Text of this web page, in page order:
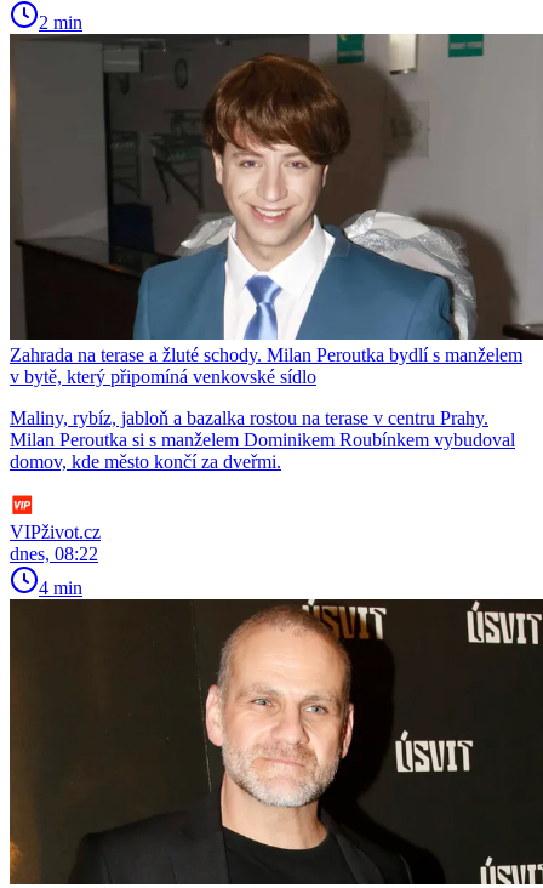
2 min
Zahrada na terase a žluté schody. Milan Peroutka bydlí s manželem
v bytě, který připomíná venkovské sídlo
Maliny, rybíz, jabloň a bazalka rostou na terase v centru Prahy.
Milan Peroutka si s manželem Dominikem Roubínkem vybudoval
domov, kde město končí za dveřmi.
VIPživot.cz
dnes, 08:22
4 min